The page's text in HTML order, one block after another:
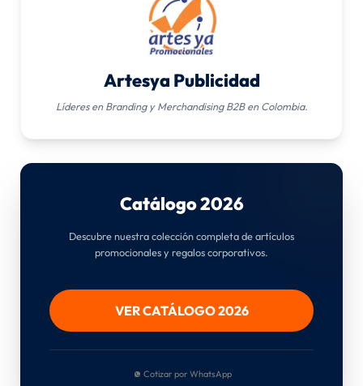
Artesya Publicidad
Líderes en Branding y Merchandising B2B en Colombia.
Catálogo 2026
Descubre nuestra colección completa de artículos
promocionales y regalos corporativos.
VER CATÁLOGO 2026
Cotizar por WhatsApp